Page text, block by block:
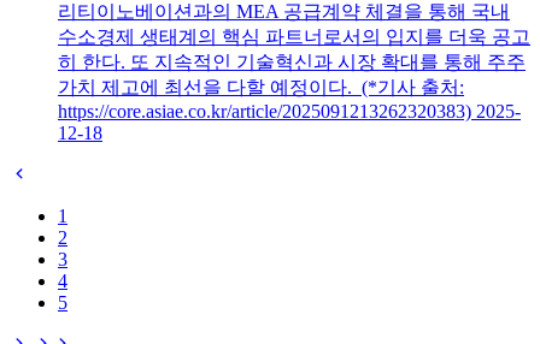
리티이노베이션과의 MEA 공급계약 체결을 통해 국내
수소경제 생태계의 핵심 파트너로서의 입지를 더욱 공고
히 한다. 또 지속적인 기술혁신과 시장 확대를 통해 주주
가치 제고에 최선을 다할 예정이다. (*기사 출처:
https://core.asiae.co.kr/article/2025091213262320383) 2025-
12-18
1
2
3
4
5